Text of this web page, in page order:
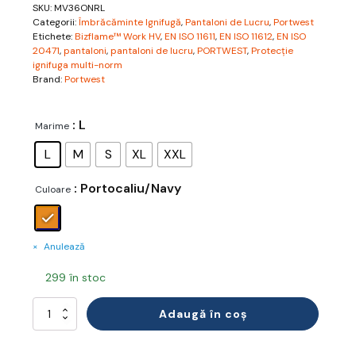
SKU:MV36ONRL
Categorii:Îmbrăcăminte Ignifugă,Pantaloni de Lucru,Portwest
Etichete:Bizflame™ Work HV,EN ISO 11611,EN ISO 11612,EN ISO
20471,pantaloni,pantaloni de lucru,PORTWEST,Protecție
ignifuga multi-norm
Brand:Portwest
Marime : L
L
M S XL XXL
Culoare : Portocaliu/Navy
Anulează
299 în stoc
Cantitate
Adaugă în coș